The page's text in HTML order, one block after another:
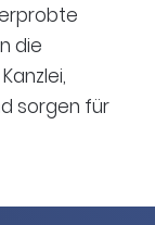
die
sorgen für